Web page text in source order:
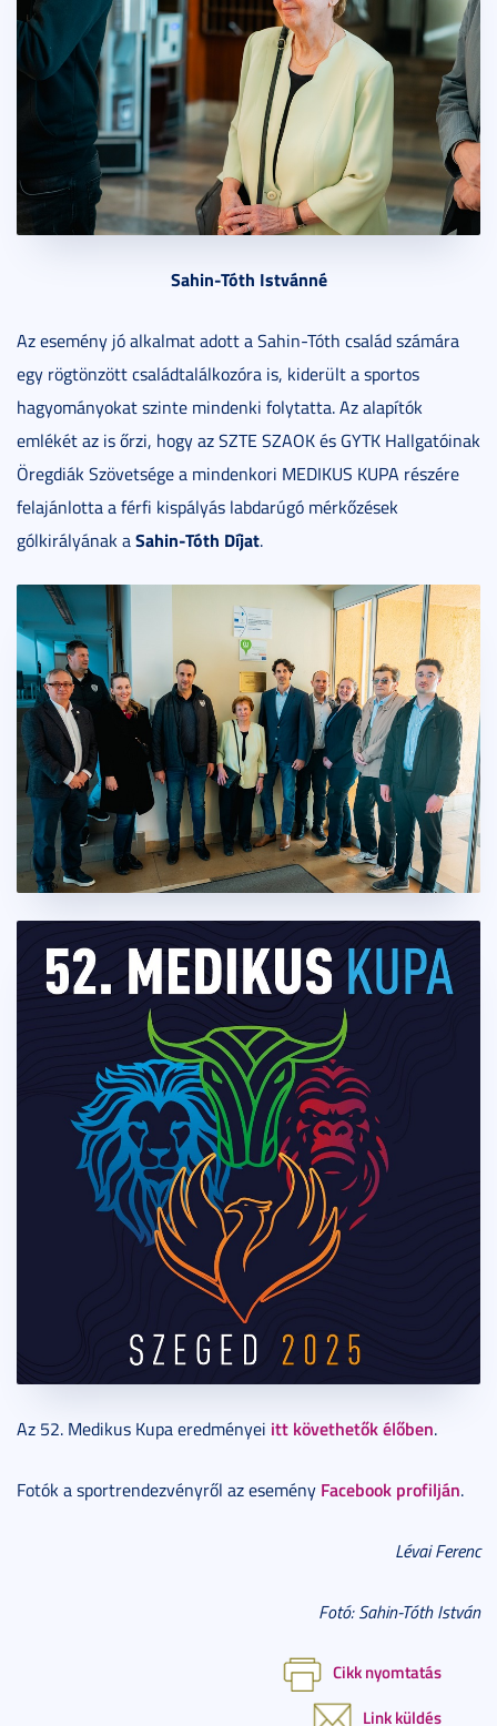
Sahin-Tóth Istvánné
Az esemény jó alkalmat adott a Sahin-Tóth család számára
egy rögtönzött családtalálkozóra is, kiderült a sportos
hagyományokat szinte mindenki folytatta. Az alapítók
emlékét az is őrzi, hogy az SZTE SZAOK és GYTK Hallgatóinak
Öregdiák Szövetsége a mindenkori MEDIKUS KUPA részére
felajánlotta a férfi kispályás labdarúgó mérkőzések
gólkirályának aSahin-Tóth Díjat.
Az 52. Medikus Kupa eredményei itt követhetők élőben.
Fotók a sportrendezvényről az esemény Facebook profilján.
Lévai Ferenc
Fotó: Sahin-Tóth István
Cikk nyomtatás
Link küldés